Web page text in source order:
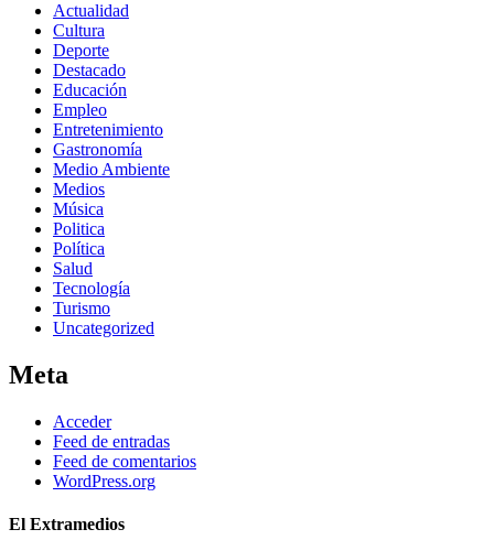
Actualidad
Cultura
Deporte
Destacado
Educación
Empleo
Entretenimiento
Gastronomía
Medio Ambiente
Medios
Música
Politica
Política
Salud
Tecnología
Turismo
Uncategorized
Meta
Acceder
Feed de entradas
Feed de comentarios
WordPress.org
El Extramedios